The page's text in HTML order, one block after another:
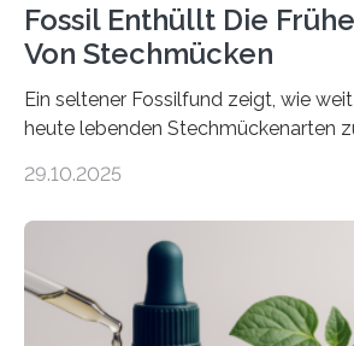
Fossil Enthüllt Die
Von Stechmücken
Ein seltener Fossilfund zeigt, wie
heute lebenden Stechmückenarten
Forschende die bisher älteste
Region Kachin in Myanmar und hat
ausgezeichnetem Zustand erhalten.
Art einer neuen Gattung beschrieben
nun den Namen Cretosabethes
29.10.2025